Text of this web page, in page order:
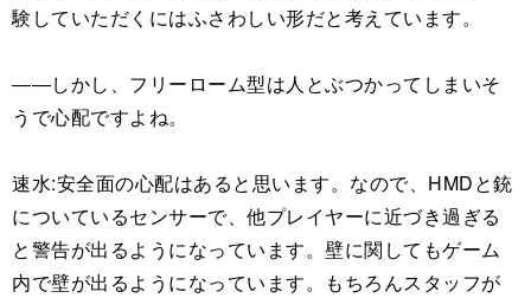
験していただくにはふさわしい形だと考えています。
――しかし、フリーローム型は人とぶつかってしまいそ
うで心配ですよね。
速水:安全面の心配はあると思います。なので、HMDと銃
についているセンサーで、他プレイヤーに近づき過ぎる
と警告が出るようになっています。壁に関してもゲーム
内で壁が出るようになっています。もちろんスタッフが